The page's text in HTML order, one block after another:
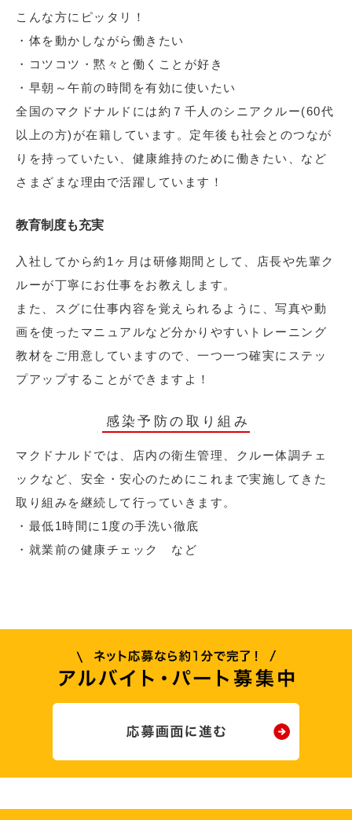
こんな方にピッタリ！
・体を動かしながら働きたい
・コツコツ・黙々と働くことが好き
・早朝～午前の時間を有効に使いたい
全国のマクドナルドには約７千人のシニアクルー(60代
以上の方)が在籍しています。定年後も社会とのつなが
りを持っていたい、健康維持のために働きたい、など
さまざまな理由で活躍しています！
教育制度も充実
入社してから約1ヶ月は研修期間として、店長や先輩ク
ルーが丁寧にお仕事をお教えします。
また、スグに仕事内容を覚えられるように、写真や動
画を使ったマニュアルなど分かりやすいトレーニング
教材をご用意していますので、一つ一つ確実にステッ
プアップすることができますよ！
感染予防の取り組み
マクドナルドでは、店内の衛生管理、クルー体調チェ
ックなど、安全・安心のためにこれまで実施してきた
取り組みを継続して行っていきます。
・最低1時間に1度の手洗い徹底
・就業前の健康チェック など